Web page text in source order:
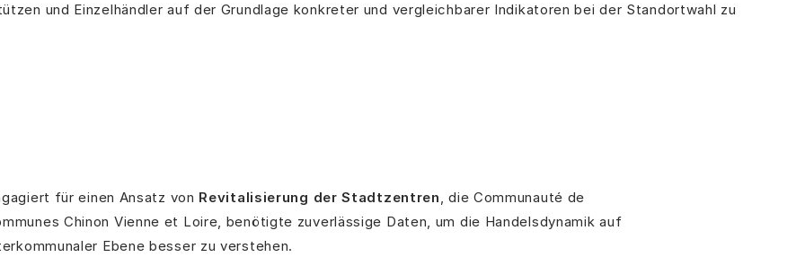
und Einzelhändler auf der Grundlage konkreter und vergleichbarer Indikatoren bei der Standortwahl zu
für einen Ansatz von Revitalisierung der Stadtzentren, die Communauté de
Chinon Vienne et Loire, benötigte zuverlässige Daten, um die Handelsdynamik auf
Ebene besser zu verstehen.